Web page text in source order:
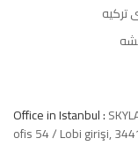
ترکیه
Office in Istanbul :
ofis 54 / Lobi girişi,